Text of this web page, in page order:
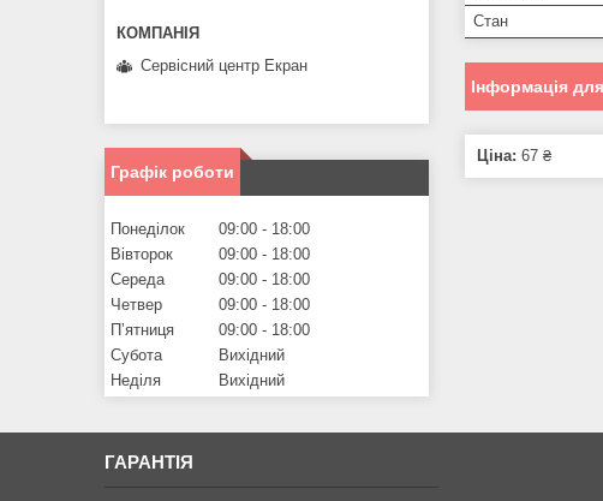
Стан
Інформація
Ціна: 67 ₴
Сервісний центр Екран
Графік роботи
Понеділок 09:00
18:00
Вівторок
09:00
18:00
Середа
09:00
18:00
Четвер
09:00
18:00
Пʼятниця
09:00
18:00
Субота
Вихідний
Неділя
Вихідний
ГАРАНТІЯ